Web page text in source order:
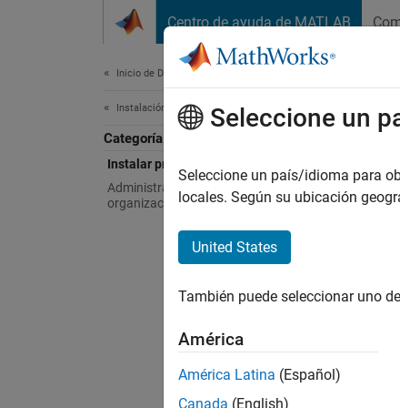
Centro de ayuda de MATLAB
Inicio de Documentación
Instalación y licencias
Categoría
Instalar productos
Administración de licencias de
organización
Para
Seleccione un
Seleccione un país/idioma para
locales. Según su ubicación
United States
También puede seleccionar uno
América
América Latina (Español)
Canada (English)